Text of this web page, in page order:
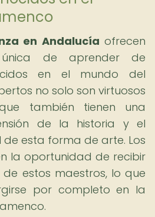
en Andalucía ofrecen
de aprender de
en el mundo del
no solo son virtuosos
también tienen una
de la historia y el
esta forma de arte. Los
la oportunidad de recibir
estos maestros, lo que
por completo en la